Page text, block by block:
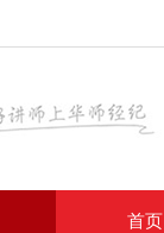
首页